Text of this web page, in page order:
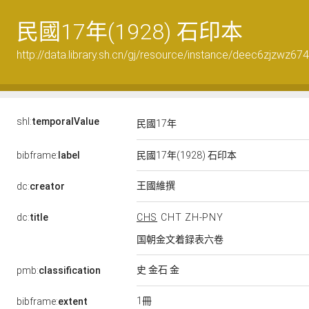
民國17年(1928) 石印本
http://data.library.sh.cn/gj/resource/instance/
shl:temporalValue 民國17年
bibframe:label 民國17年(1928) 石印本
dc:creator 王國維撰
dc:title CHS CHT ZH-PNY
国朝金文着録表六卷
pmb:classification 史 金石 金
bibframe:extent 1冊